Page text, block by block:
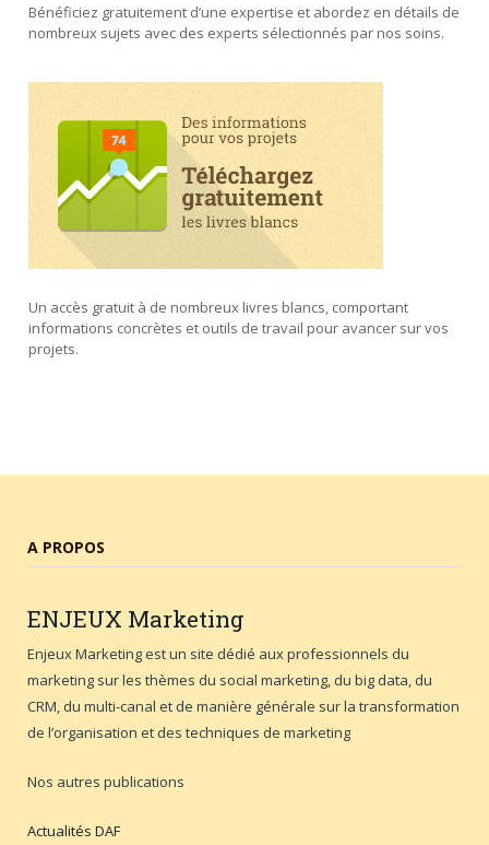
Bénéficiez gratuitement d’une expertise et abordez en détails de
nombreux sujets avec des experts sélectionnés par nos soins.
Un accès gratuit à de nombreux livres blancs, comportant
informations concrètes et outils de travail pour avancer sur vos
projets.
A PROPOS
ENJEUX Marketing
Enjeux Marketing est un site dédié aux professionnels du
marketing sur les thèmes du social marketing, du big data, du
CRM, du multi-canal et de manière générale sur la transformation
de l’organisation et des techniques de marketing
Nos autres publications
Actualités DAF